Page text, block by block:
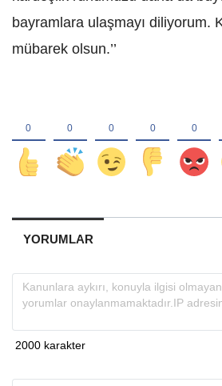
bayramlara ulaşmayı diliyorum.
mübarek olsun.’’
YORUMLAR